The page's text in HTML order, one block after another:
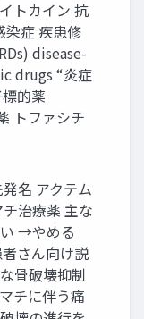
トカイン 抗
染症 疾患修
disease-
drugs “炎症
的薬
トファシチ
名 アクテム
治療薬 主な
→やめる
さん向け説
骨破壊抑制
チに伴う痛